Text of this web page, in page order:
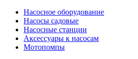
Насосное оборудование
Насосы садовые
Насосные станции
Аксессуары к насосам
Мотопомпы